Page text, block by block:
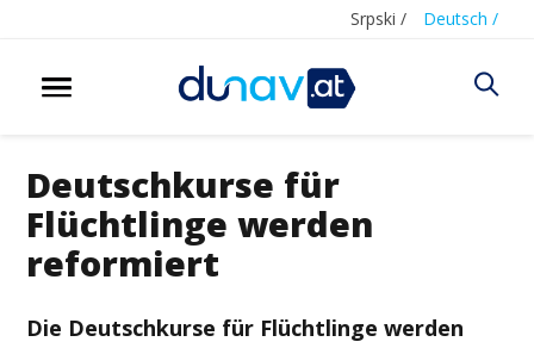
Srpski / Deutsch /
Deutschkurse für
Flüchtlinge werden
reformiert
Die Deutschkurse für Flüchtlinge werden